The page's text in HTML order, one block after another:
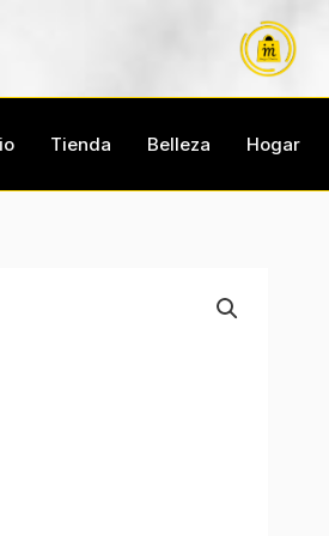
Tienda Belleza Hogar